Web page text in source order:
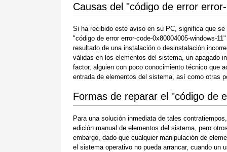
Causas del "código de error
Si ha recibido este aviso en su PC, significa que
"código de error error-code-0x80004005-windows-
resultado de una instalación o desinstalación
válidas en los elementos del sistema, un apagado
factor, alguien con poco conocimiento técnico que
entrada de elementos del sistema, así como otras
Formas de reparar el "código de
Para una solución inmediata de tales
edición manual de elementos del sistema, pero
embargo, dado que cualquier manipulación de
el sistema operativo no pueda arrancar, cuando un